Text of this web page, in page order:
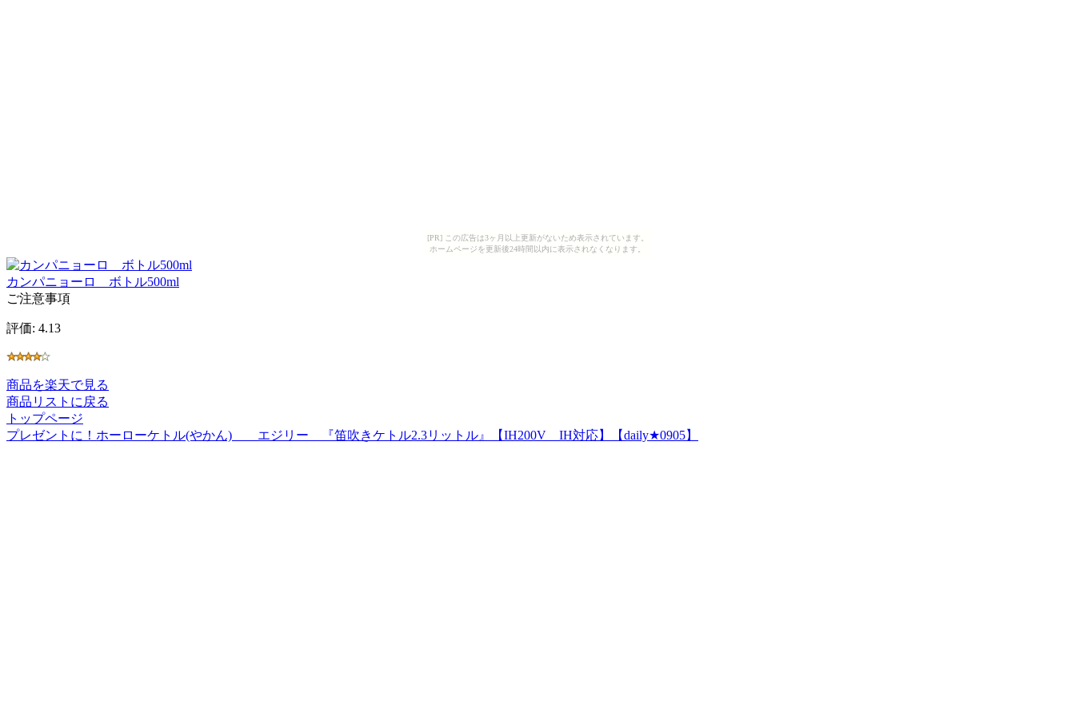
[PR] この広告は3ヶ月以上更新がないため表示されています。
ホームページを更新後24時間以内に表示されなくなります。
カンパニョーロ ボトル500ml
ご注意事項
評価: 4.13
商品を楽天で見る
商品リストに戻る
トップページ
プレゼントに！ホーローケトル(やかん) エジリー 『笛吹きケトル2.3リットル』【IH200V IH対応】【daily★0905】